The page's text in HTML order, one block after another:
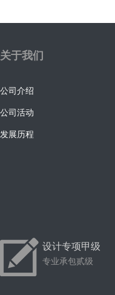
关于我们
公司介绍
公司活动
发展历程
设计专项甲级
专业承包贰级